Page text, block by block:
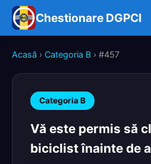
Chestionare DGPCI
Acasă › Categoria B › #457
Categoria B
Vă este permis să
biciclist înainte de